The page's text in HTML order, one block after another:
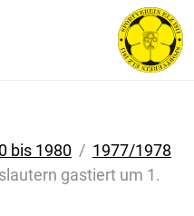
bis 1980
1977/1978
gastiert um 1.